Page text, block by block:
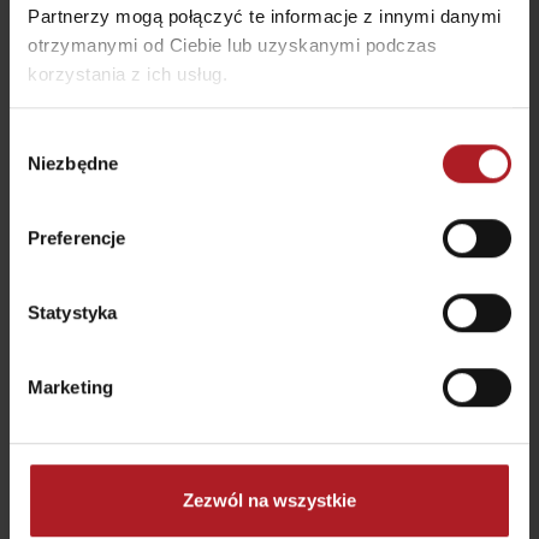
Partnerzy mogą połączyć te informacje z innymi danymi
otrzymanymi od Ciebie lub uzyskanymi podczas
korzystania z ich usług.
zgody
Niezbędne
Preferencje
Statystyka
Marketing
Zezwól na wszystkie
wszystkie miejsca do jedzenia i picia
Aktivity a relax v gh blízkosti:
CRYSTAL BAR
Wypożyczalnia – Rental